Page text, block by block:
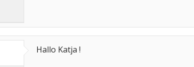
Hallo Katja !